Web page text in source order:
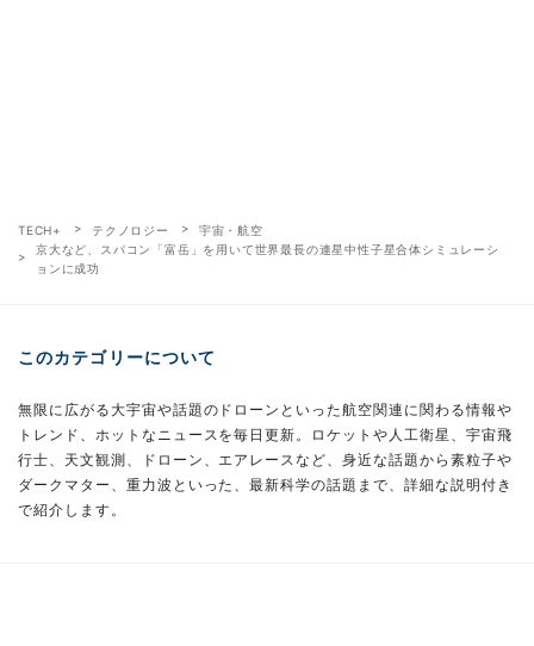
TECH+ テクノロジー
宇宙・航空
京大など、スパコン「富岳」を用いて世界最長の連星中性子星合体シミュレーシ
ョンに成功
このカテゴリーについて
無限に広がる大宇宙や話題のドローンといった航空関連に関わる情報や
トレンド、ホットなニュースを毎日更新。ロケットや人工衛星、宇宙飛
行士、天文観測、ドローン、エアレースなど、身近な話題から素粒子や
ダークマター、重力波といった、最新科学の話題まで、詳細な説明付き
で紹介します。